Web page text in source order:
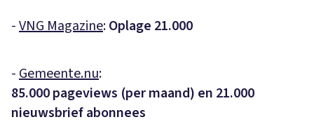
-VNG Magazine:Oplage 21.000
-Gemeente.nu:
85.000 pageviews (per maand) en 21.000
nieuwsbrief abonnees